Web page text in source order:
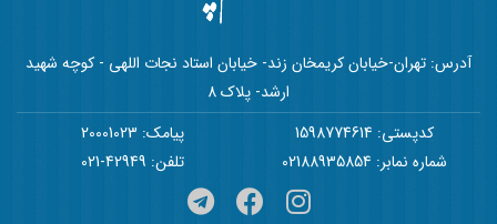
آدرس: تهران-خیابان کریمخان زند- خیابان استاد نجات اللهی - کوچه شهید
ارشد- پلاک 8
کدپستی: 1598774614
پیامک: 20001023
شماره نمابر: 02188935854
تلفن: 42949-021